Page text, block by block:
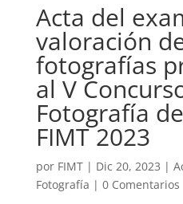
Acta del
valoración
fotografías
al V
Fotografía
FIMT 2023
por FIMT| Dic 20, 2023 |
Fotografía | 0 Comentarios